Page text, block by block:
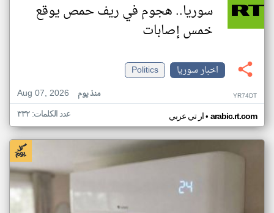
سوريا.. هجوم في ريف حمص يوقع
خمس إصابات
اخبار سوريا
Politics
Aug 07, 2026
منذ يوم YR74DT
ار تي عربي• arabic.rt.com عدد الكلمات: ٣٣٢